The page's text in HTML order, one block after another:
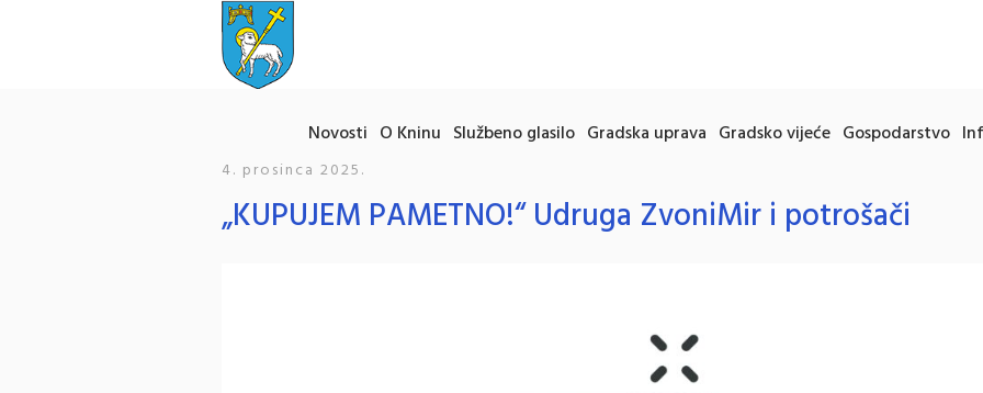
Novosti O Kninu Službeno glasilo Gradska uprava Gradsko vijeće Gospodarstvo
4. prosinca 2025.
„KUPUJEM PAMETNO!“ Udruga ZvoniMir i potrošači